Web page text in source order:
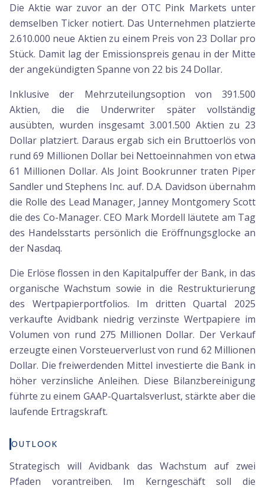
Die Aktie war zuvor an der OTC Pink Markets unter
demselben Ticker notiert. Das Unternehmen platzierte
2.610.000 neue Aktien zu einem Preis von 23 Dollar pro
Stück. Damit lag der Emissionspreis genau in der Mitte
der angekündigten Spanne von 22 bis 24 Dollar.
Inklusive der Mehrzuteilungsoption von 391.500
Aktien, die die Underwriter später vollständig
ausübten, wurden insgesamt 3.001.500 Aktien zu 23
Dollar platziert. Daraus ergab sich ein Bruttoerlös von
rund 69 Millionen Dollar bei Nettoeinnahmen von etwa
61 Millionen Dollar. Als Joint Bookrunner traten Piper
Sandler und Stephens Inc. auf. D.A. Davidson übernahm
die Rolle des Lead Manager, Janney Montgomery Scott
die des Co-Manager. CEO Mark Mordell läutete am Tag
des Handelsstarts persönlich die Eröffnungsglocke an
der Nasdaq.
Die Erlöse flossen in den Kapitalpuffer der Bank, in das
organische Wachstum sowie in die Restrukturierung
des Wertpapierportfolios. Im dritten Quartal 2025
verkaufte Avidbank niedrig verzinste Wertpapiere im
Volumen von rund 275 Millionen Dollar. Der Verkauf
erzeugte einen Vorsteuerverlust von rund 62 Millionen
Dollar. Die freiwerdenden Mittel investierte die Bank in
höher verzinsliche Anleihen. Diese Bilanzbereinigung
führte zu einem GAAP-Quartalsverlust, stärkte aber die
laufende Ertragskraft.
OUTLOOK
Strategisch will Avidbank das Wachstum auf zwei
Pfaden vorantreiben. Im Kerngeschäft soll die